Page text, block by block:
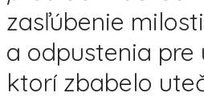
zasľúbenie milosti
a odpustenia pre
ktorí zbabelo